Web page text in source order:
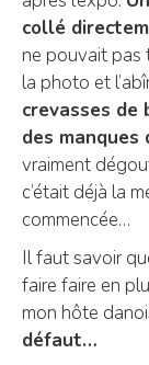
collé
ne pouvait
la photo et
crevasses de
des manques
vraiment
c’était déjà la
commencée…
Il faut savoir
faire faire en
mon hôte
défaut…